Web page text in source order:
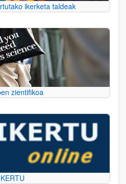
ikerketa taldeak
zientifikoa